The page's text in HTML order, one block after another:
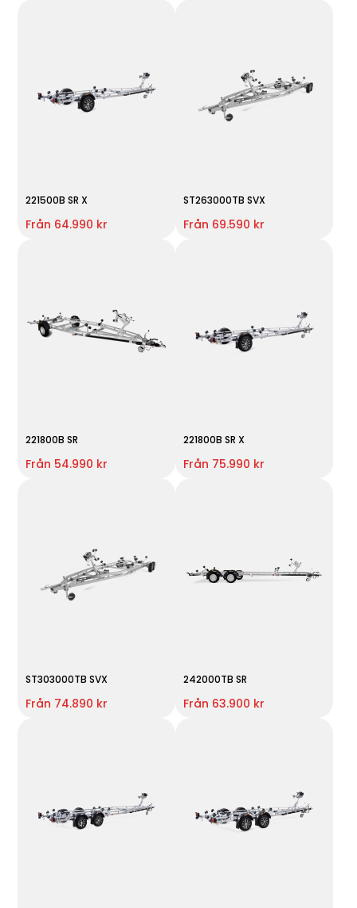
221500B SR X
Från 64.990 kr
ST263000TB SVX
Från 69.590 kr
221800B SR
Från 54.990 kr
221800B SR X
Från 75.990 kr
ST303000TB SVX
Från 74.890 kr
242000TB SR
Från 63.900 kr